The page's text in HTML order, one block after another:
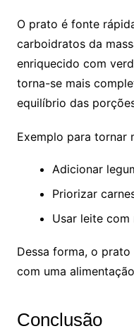
O prato é fonte
carboidratos da
enriquecido com
torna-se mais
equilíbrio das
Exemplo para tornar
Adicionar
Priorizar
Usar leite
Dessa forma, o
com uma
Conclusão